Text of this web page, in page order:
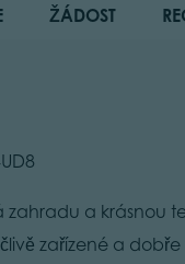
ŽÁDOST
a krásnou
zařízené a